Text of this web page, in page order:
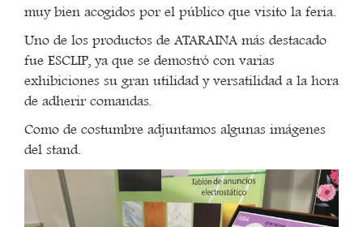
muy bien acogidos por el público que visito la feria.
Uno de los productos de ATARAINA más destacado
fue ESCLIP, ya que se demostró con varias
exhibiciones su gran utilidad y versatilidad a la hora
de adherir comandas.
Como de costumbre adjuntamos algunas imágenes
del stand.